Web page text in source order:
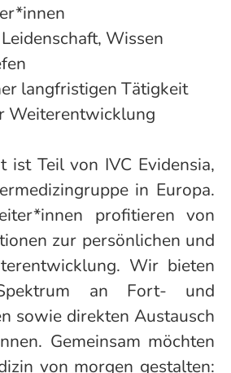
Wissen
langfristigen Tätigkeit
Weiterentwicklung
ist Teil von IVC Evidensia,
in Europa.
profitieren von
zur persönlichen und
Wir bieten
an Fort- und
sowie direkten Austausch
Gemeinsam möchten
von morgen gestalten: